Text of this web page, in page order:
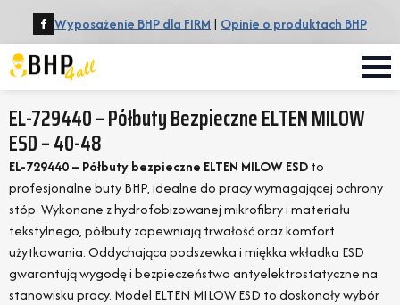
Wyposażenie BHP dla FIRM | Opinie o produktach BHP
EL-729440 – Półbuty Bezpieczne ELTEN MILOW
ESD – 40-48
EL-729440 – Półbuty bezpieczne ELTEN MILOW ESDto
profesjonalne buty BHP, idealne do pracy wymagającej ochrony
stóp. Wykonane z hydrofobizowanej mikrofibry i materiału
tekstylnego, półbuty zapewniają trwałość oraz komfort
użytkowania. Oddychająca podszewka i miękka wkładka ESD
gwarantują wygodę i bezpieczeństwo antyelektrostatyczne na
stanowisku pracy. Model ELTEN MILOW ESD to doskonały wybór